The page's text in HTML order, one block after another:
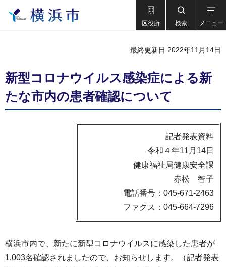
区役所 検索 メニュー
最終更新日 2022年11月14日
新型コロナウイルス感染症による新
たな市内の患者確認について
記者発表資料
令和４年11月14日
健康福祉局健康安全課
赤松 智子
電話番号：045-671-2463
ファクス：045-664-7296
横浜市内で、新たに新型コロナウイルスに感染した患者が
1,003名確認されましたので、お知らせします。（記者発表